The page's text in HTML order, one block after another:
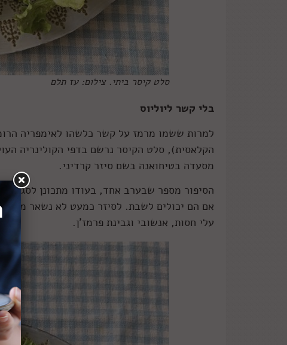
סלט קיסר ביתי. צילום: עז תלם
בלי קשר ליוליוס
למרות ששמו מרמז על קשר כלשהו לאימפריה
מסעדה בטיחואנה בשם סיזר קרדיני.
הסיפור מספר שבערב אחד, בעודו מתכונן לסגור
אם הם יכולים לשבת. לסיזר כמעט לא נשאר מה
עלי חסות, אנשובי וגבינת פרמז'ן.